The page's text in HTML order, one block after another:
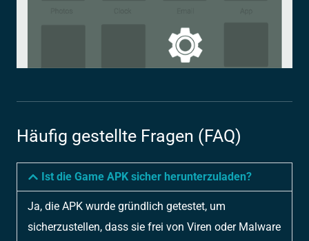
Häufig gestellte Fragen (FAQ)
Ist die Game APK sicher herunterzuladen?
Ja, die APK wurde gründlich getestet, um
sicherzustellen, dass sie frei von Viren oder Malware